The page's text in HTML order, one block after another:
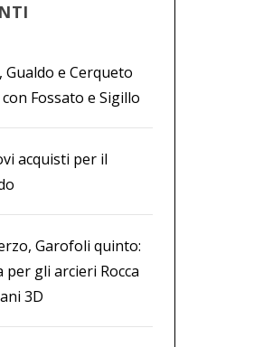
e Cerqueto
Fossato e Sigillo
acquisti per il
Garofoli quinto:
gli arcieri Rocca
3D